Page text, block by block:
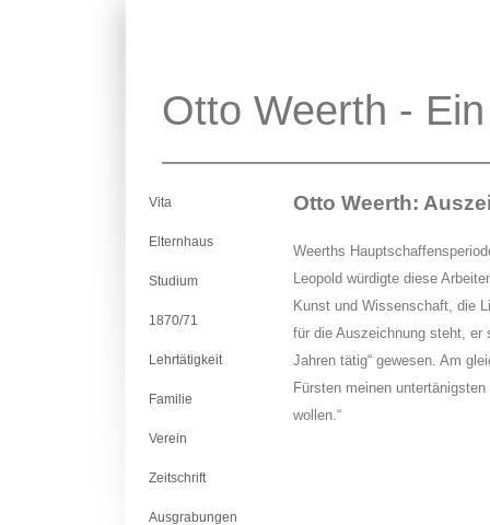
Otto Weerth -
Otto Weerth:
Weerths
Leopold würdigte diese
Kunst und Wissenschaft, die
für die Auszeichnung steht, er
Jahren tätig“ gewesen. Am
Fürsten meinen
wollen.“
Vita
Elternhaus
Studium
1870/71
Lehrtätigkeit
Familie
Verein
Zeitschrift
Ausgrabungen